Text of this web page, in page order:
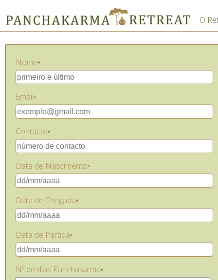
O
Nome*
Email*
Contacto*
Data de Nascimento*
Data de Chegada*
Data de Partida*
Nº de dias Panchakarma*